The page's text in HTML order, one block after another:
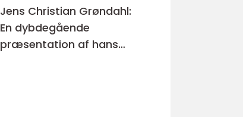
Jens Christian Grøndahl:
En dybdegående
præsentation af hans